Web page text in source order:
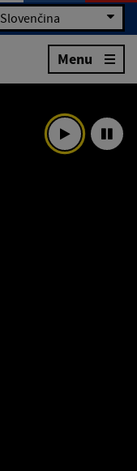
Slovenčina
Menu